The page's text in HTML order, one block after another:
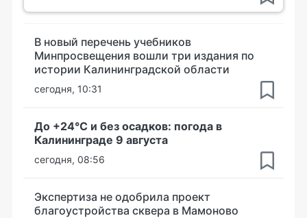
В новый перечень учебников
Минпросвещения вошли три издания по
истории Калининградской области
сегодня, 10:31
До +24°С и без осадков: погода в
Калининграде 9 августа
сегодня, 08:56
Экспертиза не одобрила проект
благоустройства сквера в Мамоново